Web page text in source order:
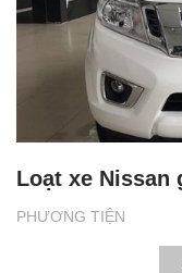
PHƯƠNG TIỆN
Loạt xe Nissan